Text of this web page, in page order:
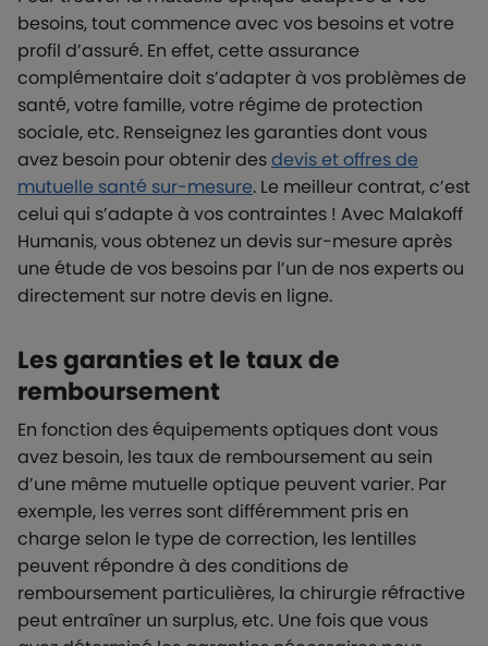
besoins, tout commence avec vos besoins et votre
profil d’assuré. En effet, cette assurance
complémentaire doit s’adapter à vos problèmes de
santé, votre famille, votre régime de protection
sociale, etc. Renseignez les garanties dont vous
avez besoin pour obtenir desdevis et offres de
mutuelle santé sur-mesure. Le meilleur contrat, c’est
celui qui s’adapte à vos contraintes ! Avec Malakoff
Humanis, vous obtenez un devis sur-mesure après
une étude de vos besoins par l’un de nos experts ou
directement sur notre devis en ligne.
Les garanties et le taux de
remboursement
En fonction des équipements optiques dont vous
avez besoin, les taux de remboursement au sein
d’une même mutuelle optique peuvent varier. Par
exemple, les verres sont différemment pris en
charge selon le type de correction, les lentilles
peuvent répondre à des conditions de
remboursement particulières, la chirurgie réfractive
peut entraîner un surplus, etc. Une fois que vous